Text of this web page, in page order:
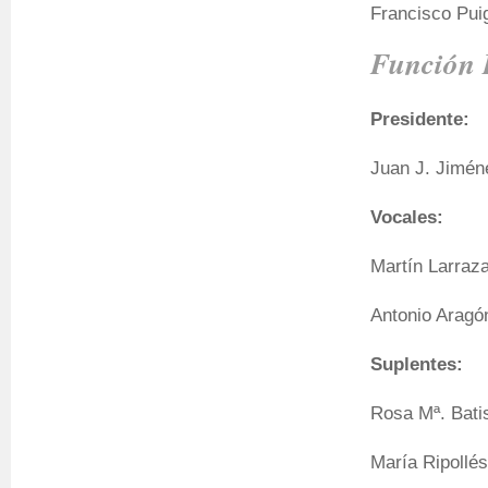
Francisco
Función
Presidente:
Juan J.
Vocales:
Martín
Antonio
Suplentes:
Rosa Mª.
María